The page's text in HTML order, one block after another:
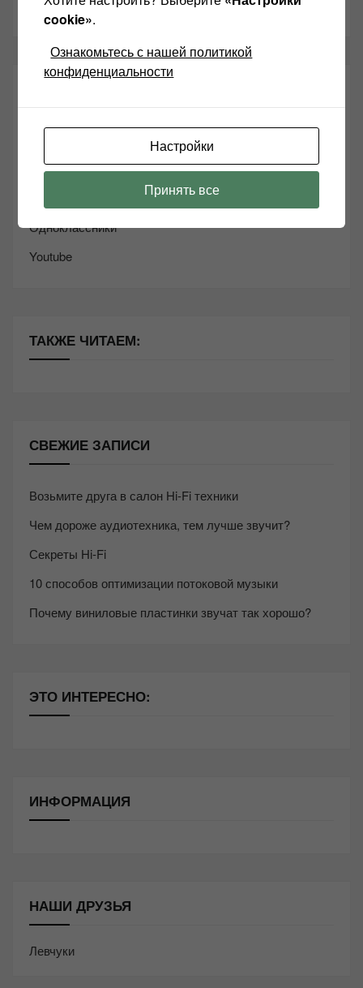
Звукомания сайт оф.группа
Винтажная Hi-Fi и High-End техника
Одноклассники
Youtube
ТАКЖЕ ЧИТАЕМ:
СВЕЖИЕ ЗАПИСИ
Возьмите друга в салон Hi-Fi техники
Чем дороже аудиотехника, тем лучше звучит?
Секреты Hi-Fi
10 способов оптимизации потоковой музыки
Почему виниловые пластинки звучат так хорошо?
ЭТО ИНТЕРЕСНО:
ИНФОРМАЦИЯ
НАШИ ДРУЗЬЯ
Левчуки
cookie».
Ознакомьтесь с нашей политикой
конфиденциальности
Настройки
Принять все